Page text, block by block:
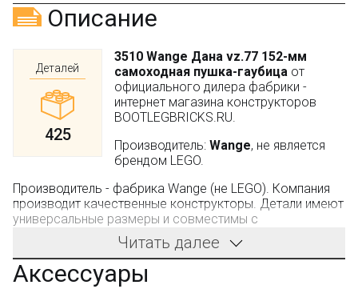
Описание
Деталей
425
3510 Wange Дана vz.77 152-мм
самоходная пушка-гаубица от
официального дилера фабрики -
интернет магазина конструкторов
BOOTLEGBRICKS.RU.
Производитель: Wange, не является
брендом LEGO.
Производитель - фабрика Wange (не LEGO). Компания
производит качественные конструкторы. Детали имеют
универсальные размеры и совместимы с
конструкторами других оригинальных брендов.
Читать далее
Аксессуары